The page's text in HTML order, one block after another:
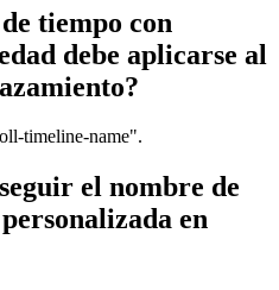
tiempo con
debe aplicarse al
timeline-name".
el nombre de
en